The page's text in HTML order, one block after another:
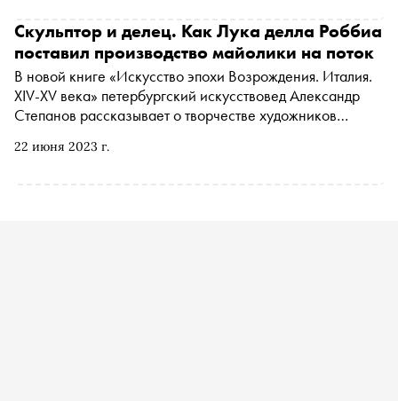
как Вознесенский предвосхищал постмодернизм и
почему сегодня его имя — снова синоним актуального
искусства
22 июня 2023 г.
Скульптор и делец. Как Лука делла Роббиа
поставил производство майолики на поток
В новой книге «Искусство эпохи Возрождения. Италия.
XIV-XV века» петербургский искусствовед Александр
Степанов рассказывает о творчестве художников
разрешения издательства «Азбука-Аттикус» «Сноб»